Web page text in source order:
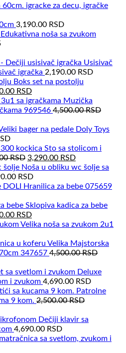
3,190.00 RSD
Edukativna noša sa zvukom
Usisivač
igračka 2,190.00 RSD
Boks set na postolju
RSDCurrent
price
is:
Muzička
969546 4,500.00RSD
RSD.
bager na pedale Doly Toys
Sto sa stolicom i
RSD Original
price
was:
4,000.00 RSD.
3,290.00 RSDCurrent
price
3,290.00 RSD.
Noša u obliku wc šolje sa
RSD
Hranilica za bebe 075659
Sklopiva kadica za bebe
RSD.
RSDCurrent
price
2,990.00 RSD.
Velika noša sa zvukom 2u1
Velika Majstorska
347657 4,500.00RSD
RSD.
Deluxe
i zvukom 4,690.00 RSD
Patrolne
9 kom. 2,500.00RSD
RSD.
Dečiji klavir sa
4,690.00 RSD